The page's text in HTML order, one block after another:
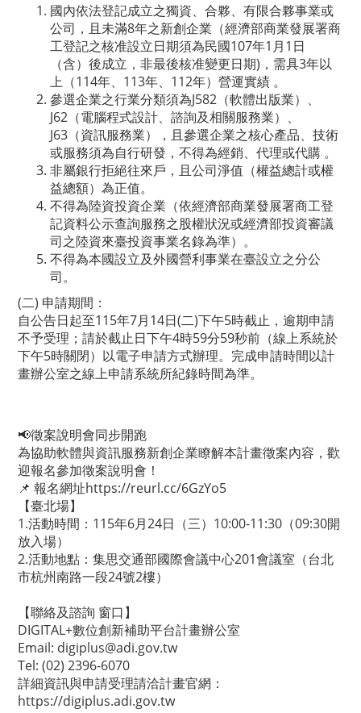
國內依法登記成立之獨資、合夥、有限合夥事業或
公司，且未滿8年之新創企業（經濟部商業發展署商
工登記之核准設立日期須為民國107年1月1日
（含）後成立，非最後核准變更日期)，需具3年以
上（114年、113年、112年）營運實績 。
參選企業之行業分類須為J582（軟體出版業）、
J62（電腦程式設計、諮詢及相關服務業）、
J63（資訊服務業），且參選企業之核心產品、技術
或服務須為自行研發，不得為經銷、代理或代購 。
非屬銀行拒絕往來戶，且公司淨值（權益總計或權
益總額）為正值。
不得為陸資投資企業（依經濟部商業發展署商工登
記資料公示查詢服務之股權狀況或經濟部投資審議
司之陸資來臺投資事業名錄為準）。
不得為本國設立及外國營利事業在臺設立之分公
司。
(二) 申請期間：
自公告日起至115年7月14日(二)下午5時截止，逾期申請
不予受理；請於截止日下午4時59分59秒前（線上系統於
下午5時關閉）以電子申請方式辦理。完成申請時間以計
畫辦公室之線上申請系統所紀錄時間為準。
📢徵案說明會同步開跑
為協助軟體與資訊服務新創企業瞭解本計畫徵案內容，歡
迎報名參加徵案說明會！
📌 報名網址https://reurl.cc/6GzYo5
【臺北場】
1.活動時間：115年6月24日（三）10:00-11:30（09:30開
放入場）
2.活動地點：集思交通部國際會議中心201會議室（台北
市杭州南路一段24號2樓）
【聯絡及諮詢 窗口】
DIGITAL+數位創新補助平台計畫辦公室
Email: digiplus@adi.gov.tw
Tel: (02) 2396-6070
詳細資訊與申請受理請洽計畫官網：
https://digiplus.adi.gov.tw